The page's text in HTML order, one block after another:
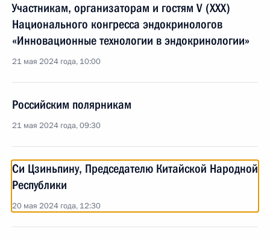
Участникам, организаторам и гостям V (ХХХ)
Национального конгресса эндокринологов
«Инновационные технологии в эндокринологии»
21 мая 2024 года, 10:00
Российским полярникам
21 мая 2024 года, 09:30
Си Цзиньпину, Председателю Китайской Народной
Республики
20 мая 2024 года, 12:30